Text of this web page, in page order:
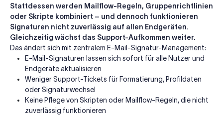
Stattdessen werden Mailflow-Regeln, Gruppenrichtlinien
oder Skripte kombiniert – und dennoch funktionieren
Signaturen nicht zuverlässig auf allen Endgeräten.
Gleichzeitig wächst das Support-Aufkommen weiter.
Das ändert sich mit zentralem E-Mail-Signatur-Management:
E-Mail-Signaturen lassen sich sofort für alle Nutzer und
Endgeräte aktualisieren
Weniger Support-Tickets für Formatierung, Profildaten
oder Signaturwechsel
Keine Pflege von Skripten oder Mailflow-Regeln, die nicht
zuverlässig funktionieren